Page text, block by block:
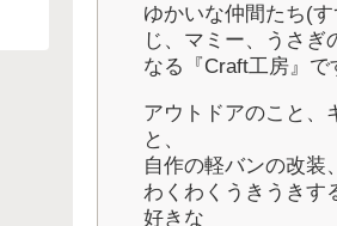
ゆかいな仲間たち(
じ、マミー、うさぎ
なる『Craft工房』で
アウトドアのこと、
と、
自作の軽バンの改装
わくわくうきうきす
好きな